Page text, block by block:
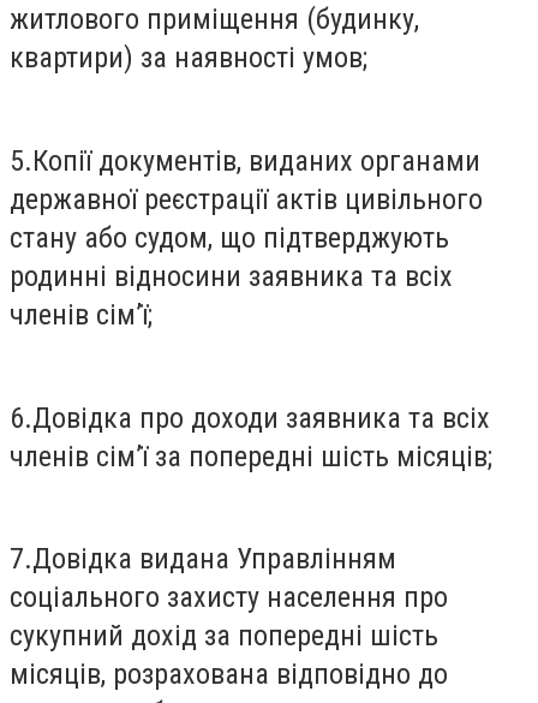
житлового приміщення (будинку,
квартири) за наявності умов;
5.Копії документів, виданих органами
державної реєстрації актів цивільного
стану або судом, що підтверджують
родинні відносини заявника та всіх
членів сім’ї;
6.Довідка про доходи заявника та всіх
членів сім’ї за попередні шість місяців;
7.Довідка видана Управлінням
соціального захисту населення про
сукупний дохід за попередні шість
місяців, розрахована відповідно до